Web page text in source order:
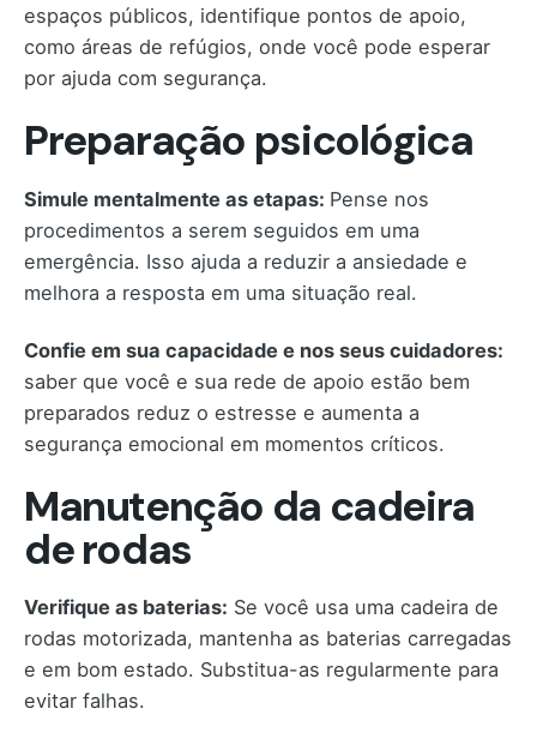
espaços públicos, identifique pontos de apoio,
como áreas de refúgios, onde você pode esperar
por ajuda com segurança.
Preparação psicológica
Simule mentalmente as etapas: Pense nos
procedimentos a serem seguidos em uma
emergência. Isso ajuda a reduzir a ansiedade e
melhora a resposta em uma situação real.
Confie em sua capacidade e nos seus cuidadores:
saber que você e sua rede de apoio estão bem
preparados reduz o estresse e aumenta a
segurança emocional em momentos críticos.
Manutenção da cadeira
de rodas
Verifique as baterias: Se você usa uma cadeira de
rodas motorizada, mantenha as baterias carregadas
e em bom estado. Substitua-as regularmente para
evitar falhas.